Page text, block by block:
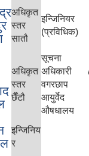
अधिकृत
स्तर
सातौ
इन्जिनियर
(प्रविधिक)
अधिकृत
स्तर
छैँटौ
सूचना
अधिकारी
वगरछाप
आयुर्वेद
औषधालय
इन्जिनिय
र